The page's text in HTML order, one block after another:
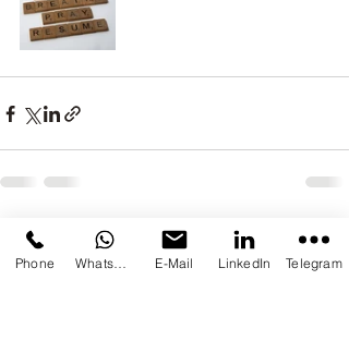
Aktuelle Beiträge Alle ansehen
Phone E-Mail LinkedIn Telegram